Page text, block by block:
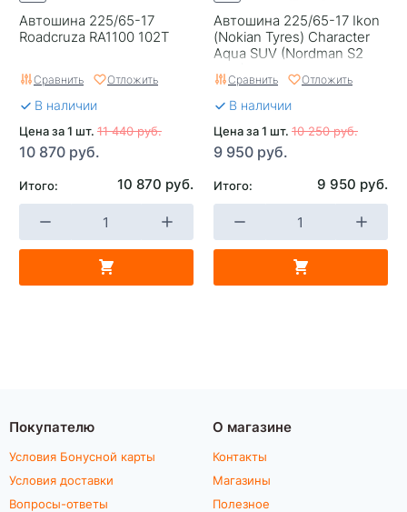
Автошина 225/65-17
Roadcruza RA1100 102T
Сравнить Отложить
В наличии
Цена за 1 шт. 11 440 руб.
10 870 руб.
Итого: 10 870 руб.
Автошина 225/65-17 Ikon
(Nokian Tyrеs) Character
Aqua SUV (Nordman S2
SUV) 102H
Сравнить Отложить
В наличии
Цена за 1 шт. 10 250 руб.
9 950 руб.
Итого: 9 950 руб.
Покупателю
Условия Бонусной карты
Условия доставки
Вопросы-ответы
О магазине
Контакты
Магазины
Полезное